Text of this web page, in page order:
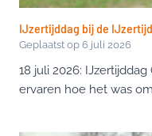
IJzertijddag bij de
Geplaatst op 6 juli 2026
18 juli 2026:
ervaren hoe het was